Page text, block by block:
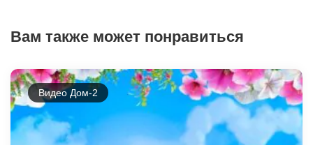
Вам также может понравиться
Видео Дом-2